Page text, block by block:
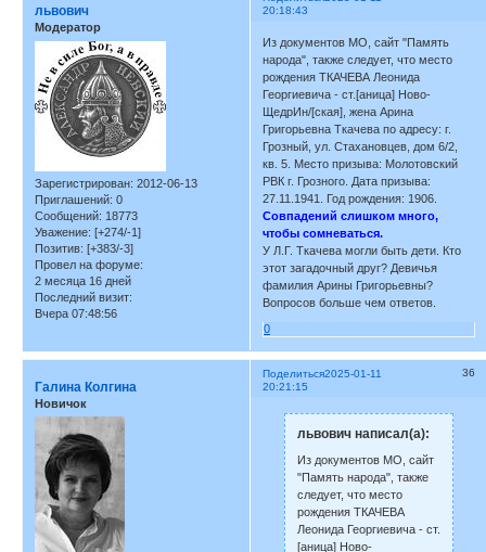
20:18:43
львович
Модератор
Зарегистрирован: 2012-06-13
Приглашений: 0
Сообщений: 18773
Уважение: [+274/-1]
Позитив: [+383/-3]
Провел на форуме:
2 месяца 16 дней
Последний визит:
Вчера 07:48:56
Из документов МО, сайт "Память
народа", также следует, что место
рождения ТКАЧЕВА Леонида
Георгиевича - ст.[аница] Ново-
ЩедрИн/[ская], жена Арина
Григорьевна Ткачева по адресу: г.
Грозный, ул. Стахановцев, дом 6/2,
кв. 5. Место призыва: Молотовский
РВК г. Грозного. Дата призыва:
27.11.1941. Год рождения: 1906.
Совпадений слишком много,
чтобы сомневаться.
У Л.Г. Ткачева могли быть дети. Кто
этот загадочный друг? Девичья
фамилия Арины Григорьевны?
Вопросов больше чем ответов.
0
Поделиться 36
2025-01-11
20:21:15
Галина Колгина
Новичок
львович написал(а):
Из документов МО, сайт
"Память народа", также
следует, что место
рождения ТКАЧЕВА
Леонида Георгиевича - ст.
[аница] Ново-